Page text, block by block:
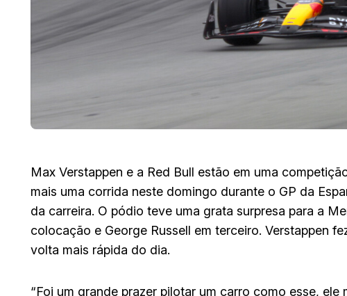
Max Verstappen e a Red Bull estão em uma
mais uma corrida neste domingo durante o GP da
da carreira. O pódio teve uma grata surpresa para a
colocação e George Russell em terceiro. Verstappen
volta mais rápida do dia.
“Foi um grande prazer pilotar um carro como esse,